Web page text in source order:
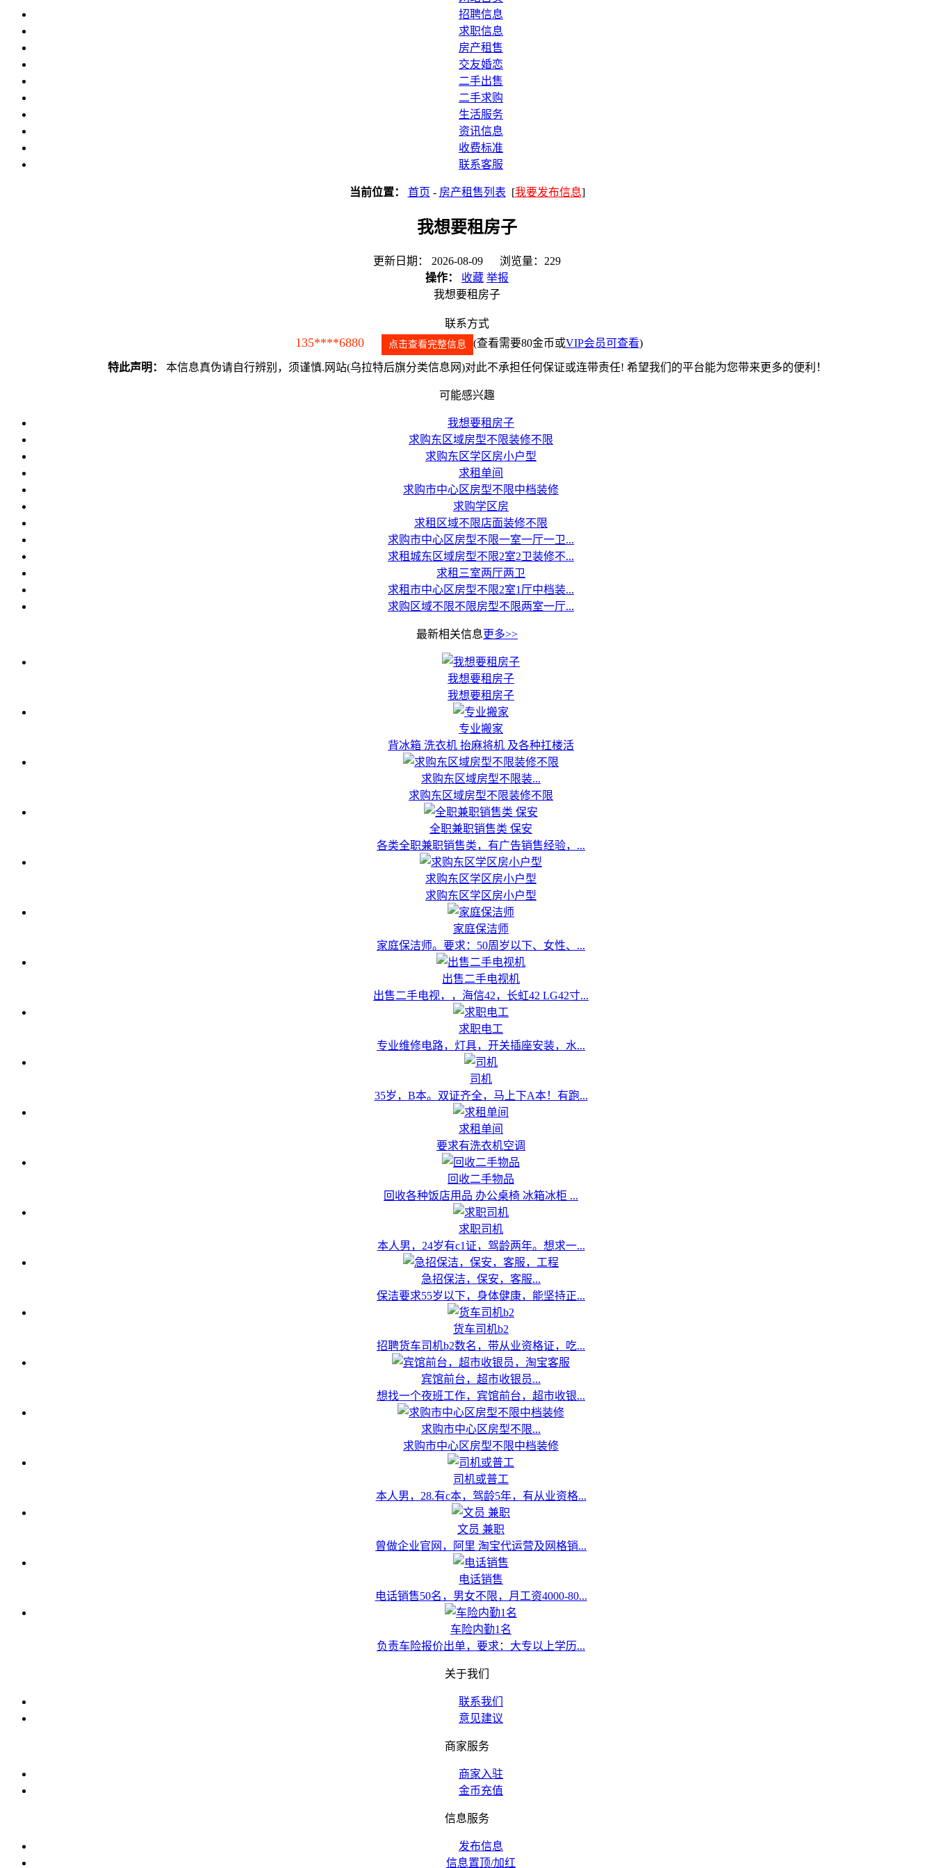
招聘信息
求职信息
房产租售
交友婚恋
二手出售
二手求购
生活服务
资讯信息
收费标准
联系客服
当前位置： 首页 - 房产租售列表 [我要发布信息]
我想要租房子
更新日期： 2026-08-09 浏览量：229
操作：
收藏 举报
我想要租房子
联系方式
135****6880 点击查看完整信息 (查看需要80金币或VIP会员可查看)
特此声明： 本信息真伪请自行辨别，须谨慎.网站(乌拉特后旗分类信息网)对此不承担任何保证或连带责任! 希望我们的平台能为您带来更多的便利！
可能感兴趣
我想要租房子
求购东区域房型不限装修不限
求购东区学区房小户型
求租单间
求购市中心区房型不限中档装修
求购学区房
求租区域不限店面装修不限
求购市中心区房型不限一室一厅一卫...
求租城东区域房型不限2室2卫装修不...
求租三室两厅两卫
求租市中心区房型不限2室1厅中档装...
求购区域不限不限房型不限两室一厅...
最新相关信息更多>>
我想要租房子
我想要租房子
专业搬家
背冰箱 洗衣机 抬麻将机 及各种扛楼活
求购东区域房型不限装...
求购东区域房型不限装修不限
全职兼职销售类 保安
各类全职兼职销售类，有广告销售经验，...
求购东区学区房小户型
求购东区学区房小户型
家庭保洁师
家庭保洁师。要求：50周岁以下、女性、...
出售二手电视机
出售二手电视，，海信42，长虹42 LG42寸...
求职电工
专业维修电路，灯具，开关插座安装，水...
司机
35岁，B本。双证齐全，马上下A本！有跑...
求租单间
要求有洗衣机空调
回收二手物品
回收各种饭店用品 办公桌椅 冰箱冰柜 ...
求职司机
本人男，24岁有c1证，驾龄两年。想求一...
急招保洁，保安，客服...
保洁要求55岁以下，身体健康，能坚持正...
货车司机b2
招聘货车司机b2数名，带从业资格证，吃...
宾馆前台，超市收银员...
想找一个夜班工作，宾馆前台，超市收银...
求购市中心区房型不限...
求购市中心区房型不限中档装修
司机或普工
本人男，28.有c本，驾龄5年，有从业资格...
文员 兼职
曾做企业官网，阿里 淘宝代运营及网格销...
电话销售
电话销售50名，男女不限，月工资4000-80...
车险内勤1名
负责车险报价出单，要求：大专以上学历...
关于我们
联系我们
意见建议
商家服务
商家入驻
金币充值
信息服务
发布信息
信息置顶/加红